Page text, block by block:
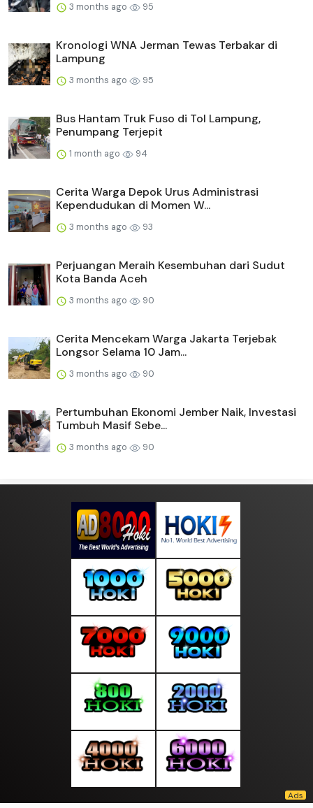
3 months ago 95
Kronologi WNA Jerman Tewas Terbakar di
Lampung
3 months ago 95
Bus Hantam Truk Fuso di Tol Lampung,
Penumpang Terjepit
1 month ago 94
Cerita Warga Depok Urus Administrasi
Kependudukan di Momen W...
3 months ago 93
Perjuangan Meraih Kesembuhan dari Sudut
Kota Banda Aceh
3 months ago 90
Cerita Mencekam Warga Jakarta Terjebak
Longsor Selama 10 Jam...
3 months ago 90
Pertumbuhan Ekonomi Jember Naik, Investasi
Tumbuh Masif Sebe...
3 months ago 90